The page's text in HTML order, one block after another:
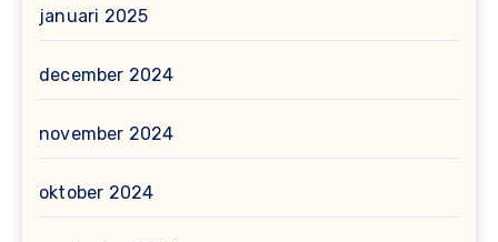
januari 2025
december 2024
november 2024
oktober 2024